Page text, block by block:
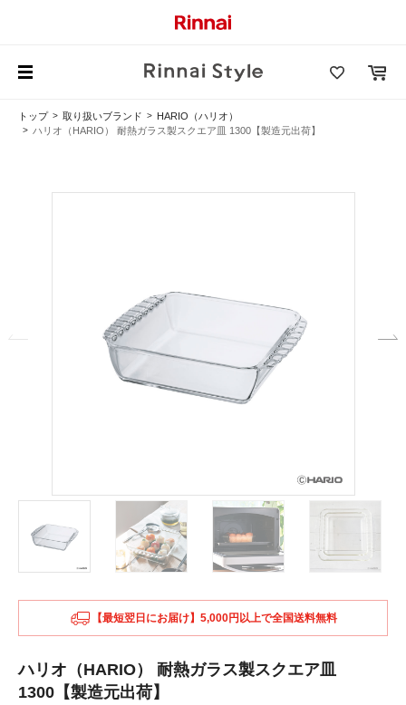
トップ 取り扱いブランド
HARIO（ハリオ）
ハリオ（HARIO） 耐熱ガラス製スクエア皿 1300【製造元出荷】
【最短翌日にお届け】5,000円以上で全国送料無料
ハリオ（HARIO） 耐熱ガラス製スクエア皿
1300【製造元出荷】